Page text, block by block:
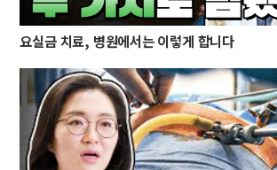
요실금 치료, 병원에서는 이렇게 합니다